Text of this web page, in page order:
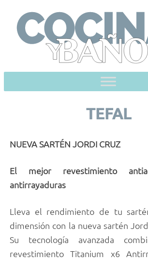
content
TEFAL
NUEVA SARTÉN JORDI CRUZ
El mejor revestimiento
antirrayaduras
Lleva el rendimiento de tu
dimensión con la nueva sartén
Su tecnología avanzada
revestimiento Titanium x6